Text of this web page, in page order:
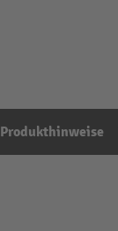
Produkthinweise